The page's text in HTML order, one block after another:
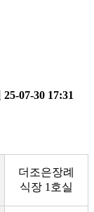
25-07-30 17:31
더조은장례
식장 1호실